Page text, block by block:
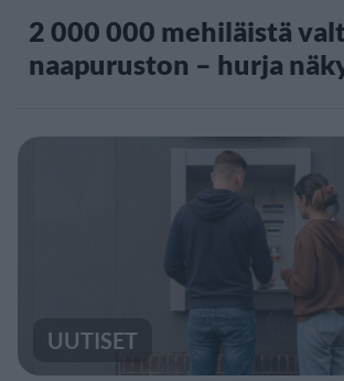
2 000 000 mehiläistä
naapuruston – hurja
UUTISET